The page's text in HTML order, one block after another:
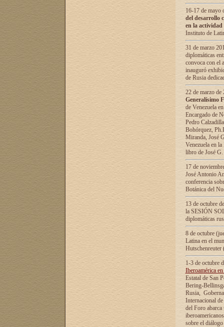
16-17 de mayo
del desarrollo
en la
Instituto de
31 de marzo
diplomáticas
convoca con el
inauguró
de Rusia
22 de marzo
Generalísimo
de Venezuela
Encargado de
Pedro
Bohórquez,
Miranda, José
Venezuela en
libro de José
17 de
José Antonio
conferencia
Botánica del
13 de octubre
la SESIÓN
diplomáticas
8 de octubre
Latina en el
1-3 de octubre
Iberoamérica
Estatal de San
Bering-
Rusia,
Internacional
del Foro
sobre el